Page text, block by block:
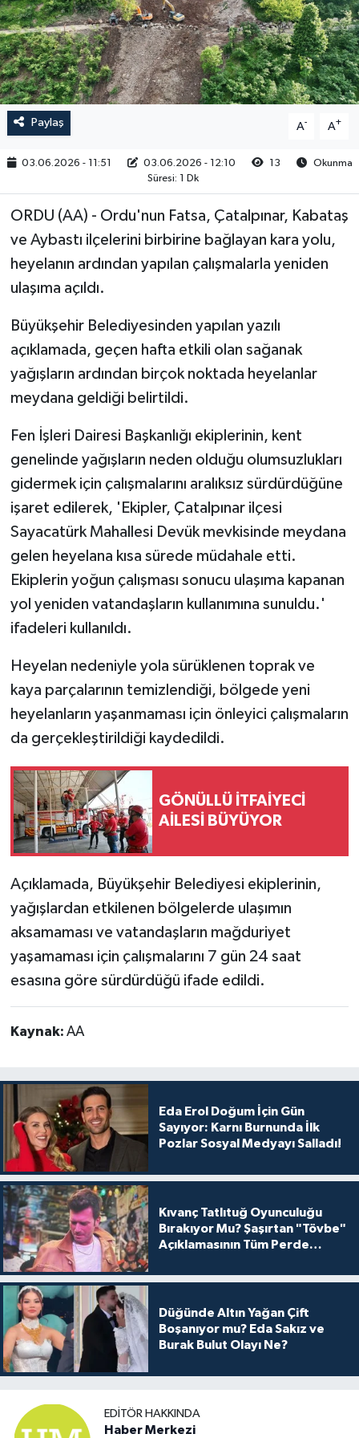
Paylaş A- A+
03.06.2026 - 11:51 03.06.2026 - 12:10 13
Okunma
Süresi: 1 Dk
ORDU (AA) - Ordu'nun Fatsa, Çatalpınar, Kabataş
ve Aybastı ilçelerini birbirine bağlayan kara yolu,
heyelanın ardından yapılan çalışmalarla yeniden
ulaşıma açıldı.
Büyükşehir Belediyesinden yapılan yazılı
açıklamada, geçen hafta etkili olan sağanak
yağışların ardından birçok noktada heyelanlar
meydana geldiği belirtildi.
Fen İşleri Dairesi Başkanlığı ekiplerinin, kent
genelinde yağışların neden olduğu olumsuzlukları
gidermek için çalışmalarını aralıksız sürdürdüğüne
işaret edilerek, 'Ekipler, Çatalpınar ilçesi
Sayacatürk Mahallesi Devük mevkisinde meydana
gelen heyelana kısa sürede müdahale etti.
Ekiplerin yoğun çalışması sonucu ulaşıma kapanan
yol yeniden vatandaşların kullanımına sunuldu.'
ifadeleri kullanıldı.
Heyelan nedeniyle yola sürüklenen toprak ve
kaya parçalarının temizlendiği, bölgede yeni
heyelanların yaşanmaması için önleyici çalışmaların
da gerçekleştirildiği kaydedildi.
GÖNÜLLÜ İTFAİYECİ
AİLESİ BÜYÜYOR
Açıklamada, Büyükşehir Belediyesi ekiplerinin,
yağışlardan etkilenen bölgelerde ulaşımın
aksamaması ve vatandaşların mağduriyet
yaşamaması için çalışmalarını 7 gün 24 saat
esasına göre sürdürdüğü ifade edildi.
Kaynak: AA
Eda Erol Doğum İçin Gün
Sayıyor: Karnı Burnunda İlk
Pozlar Sosyal Medyayı Salladı!
Kıvanç Tatlıtuğ Oyunculuğu
Bırakıyor Mu? Şaşırtan "Tövbe"
Açıklamasının Tüm Perde
Düğünde Altın Yağan Çift
Boşanıyor mu? Eda Sakız ve
Burak Bulut Olayı Ne?
EDITÖR HAKKINDA
Haber Merkezi
RESMİ İLAN